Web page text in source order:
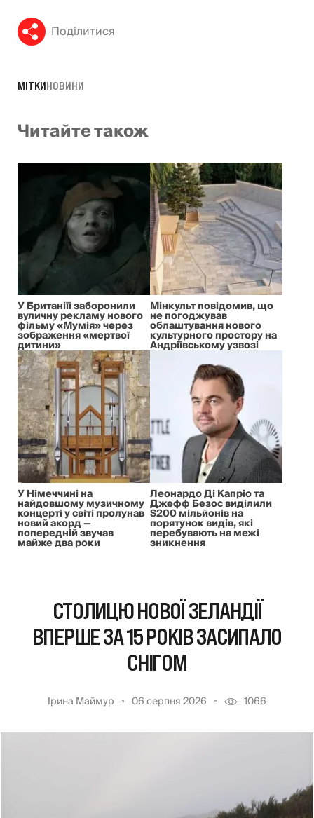
Поділитися
МІТКИНОВИНИ
Читайте також
У Британіїї заборонили
вуличну рекламу нового
фільму «Мумія» через
зображення «мертвої
дитини»
Мінкульт повідомив, що
не погоджував
облаштування нового
культурного простору на
Андріївському узвозі
У Німеччині на
найдовшому музичному
концерті у світі пролунав
новий акорд —
попередній звучав
майже два роки
Леонардо Ді Капріо та
Джефф Безос виділили
$200 мільйонів на
порятунок видів, які
перебувають на межі
зникнення
СТОЛИЦЮ НОВОЇ ЗЕЛАНДІЇ
ВПЕРШЕ ЗА 15 РОКІВ ЗАСИПАЛО
СНІГОМ
Ірина Маймур 06 серпня 2026 1066